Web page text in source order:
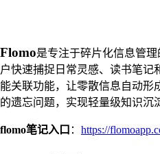
Flomo是专注于碎片化信息管
户快速捕捉日常灵感、读书笔记
能关联功能，让零散信息自动形
的遗忘问题，实现轻量级知识沉
flomo笔记入口 ： https://